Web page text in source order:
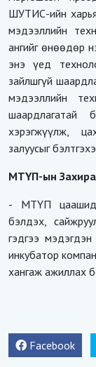
ШУТИС-ийн
мэдээллийн
ангийг өнөөдөр
энэ үед
зайлшгүй
мэдээллийн
шаардлагатай
хэрэгжүүлж,
залуусыг
МТҮП-ын
- МТҮП цаашид
бэлдэх,
гэдгээ
инкубатор
хангаж ажиллах
Facebook